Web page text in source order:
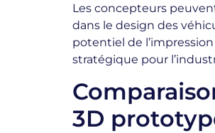
Les concepteurs
dans le design des
potentiel de
stratégique pour
3D